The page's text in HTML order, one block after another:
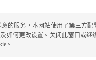
的服务，本网站使用了第三方配
如何更改设置。关闭此窗口或继
。